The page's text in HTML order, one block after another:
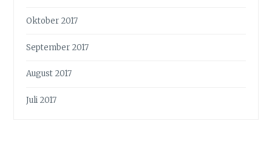
Oktober 2017
September 2017
August 2017
Juli 2017